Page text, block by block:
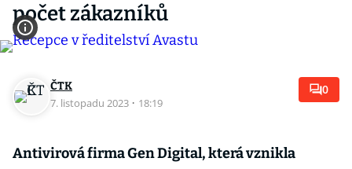
počet zákazníků
ČTK
7. listopadu 2023 · 18:19
0
Antivirová firma Gen Digital, která vznikla